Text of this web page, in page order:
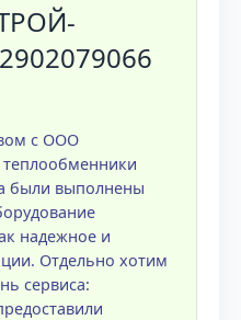
с ООО
теплообменники
были выполнены
надежное и
Отдельно хотим
сервиса: